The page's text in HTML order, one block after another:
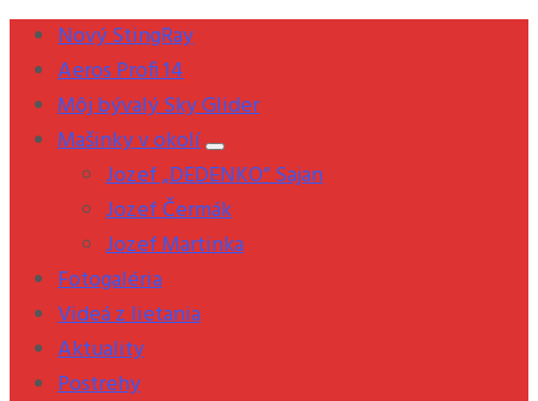
Nový StingRay
Aeros Profi 14
Môj bývalý Sky Glider
Mašinky v okolí
Jozef „DEDENKO“ Sajan
Jozef Čermák
Jozef Martinka
Fotogaléria
Videá z lietania
Aktuality
Postrehy